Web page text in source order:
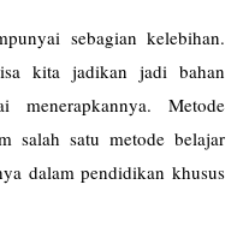
sebagian kelebihan.
kita jadikan jadi bahan
menerapkannya. Metode
salah satu metode belajar
dalam pendidikan khusus